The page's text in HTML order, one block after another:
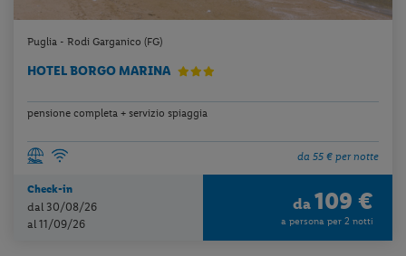
Puglia - Rodi Garganico (FG)
HOTEL BORGO MARINA
pensione completa + servizio spiaggia
da 55 € per notte
Check-in
dal 30/08/26
al 11/09/26
da 109 €
a persona per 2 notti